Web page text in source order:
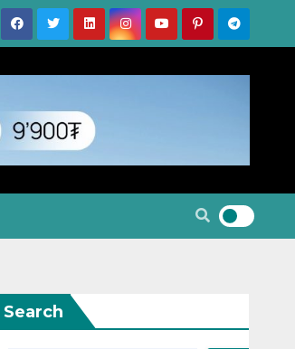
Search